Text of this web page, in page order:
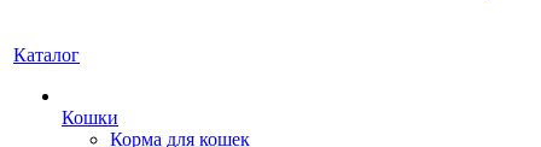
Каталог
Кошки
Корма для кошек